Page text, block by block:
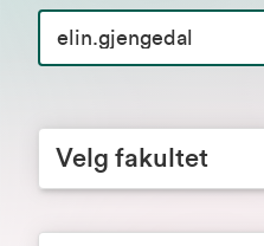
Velg fakultet